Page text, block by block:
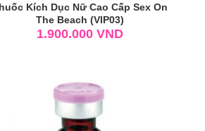
Kích Dục Nữ Cao Cấp Sex On
The Beach (VIP03)
1.900.000 VND